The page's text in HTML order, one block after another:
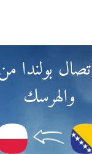
بولندا
والهرسك